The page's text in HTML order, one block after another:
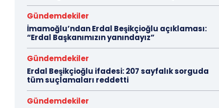
Gündemdekiler
İmamoğlu’ndan Erdal Beşikçioğlu açıklaması:
“Erdal Başkanımızın yanındayız”
Gündemdekiler
Erdal Beşikçioğlu ifadesi: 207 sayfalık sorguda
tüm suçlamaları reddetti
Gündemdekiler